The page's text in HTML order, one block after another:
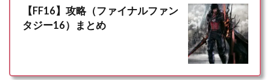
【FF16】攻略（ファイナルファン
タジー16）まとめ